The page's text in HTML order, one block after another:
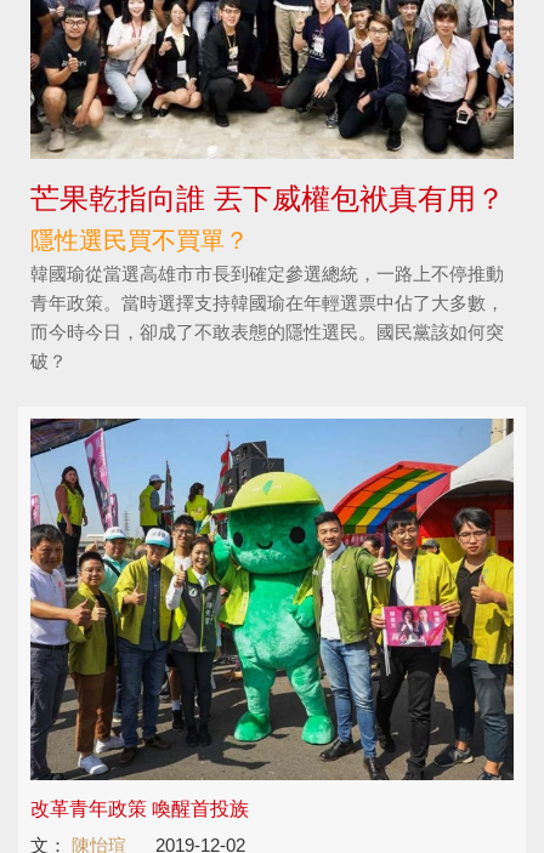
芒果乾指向誰 丟下威權包袱真有用？
隱性選民買不買單？
韓國瑜從當選高雄市市長到確定參選總統，一路上不停推動
青年政策。當時選擇支持韓國瑜在年輕選票中佔了大多數，
而今時今日，卻成了不敢表態的隱性選民。國民黨該如何突
破？
改革青年政策 喚醒首投族
文：
陳怡瑄 2019-12-02